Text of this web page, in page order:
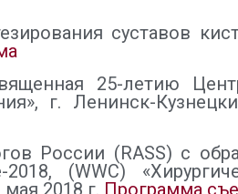
суставов
25-летию
г. Ленинск-
России (RASS) c
(WWC)
2018 г. Программа